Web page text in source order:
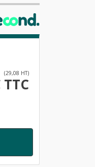
(29,08 HT)